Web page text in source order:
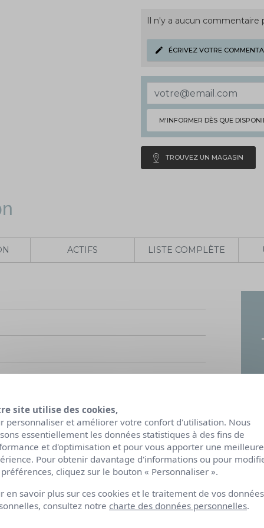
Il n'y a aucun
ÉCRIVEZ VOTRE
M'INFORMER DÈS QUE
TROUVEZ UN MAGASIN
ACTIFS LISTE COMPLÈTE
ORGANIC - Cosmecert
site utilise des cookies,
personnaliser et améliorer votre confort d'utilisation. Nous
essentiellement les données statistiques à des fins de
et d'optimisation et pour vous apporter une meilleure
Pour obtenir davantage d'informations ou pour
cliquez sur le bouton « Personnaliser ».
en savoir plus sur ces cookies et le traitement de vos données
consultez notre charte des données personnelles.